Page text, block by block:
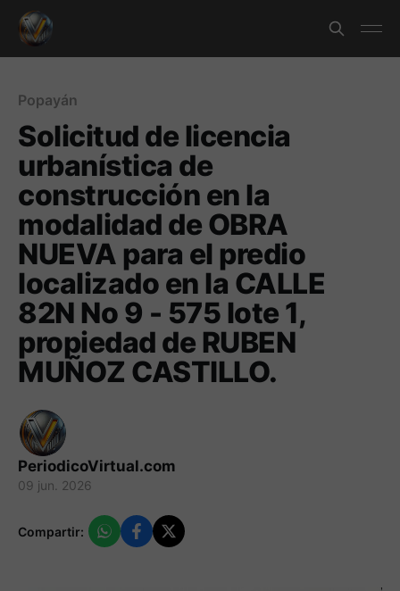
Popayán
Solicitud de licencia
urbanística de
construcción en la
modalidad de OBRA
NUEVA para el predio
localizado en la CALLE
82N No 9 - 575 lote 1,
propiedad de RUBEN
MUÑOZ CASTILLO.
PeriodicoVirtual.com
09 jun. 2026
Compartir: